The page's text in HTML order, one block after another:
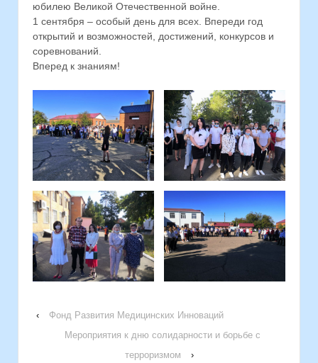
юбилею Великой Отечественной войне.
1 сентября – особый день для всех. Впереди год
открытий и возможностей, достижений, конкурсов и
соревнований.
Вперед к знаниям!
‹
Фонд Развития Медицинских Инноваций
Мероприятия к дню солидарности и борьбе с
терроризмом
›